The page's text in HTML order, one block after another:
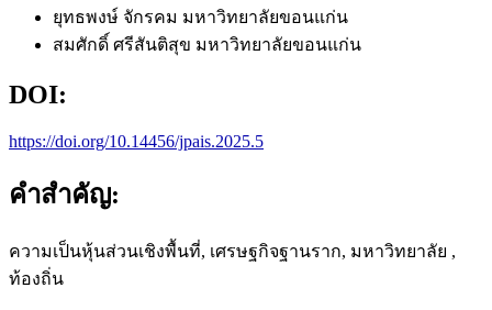
ยุทธพงษ์ จักรคม มหาวิทยาลัยขอนแก่น
สมศักดิ์ ศรีสันติสุข มหาวิทยาลัยขอนแก่น
DOI:
https://doi.org/10.14456/jpais.2025.5
คำสำคัญ:
ความเป็นหุ้นส่วนเชิงพื้นที่, เศรษฐกิจฐานราก, มหาวิทยาลัย ,
ท้องถิ่น